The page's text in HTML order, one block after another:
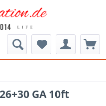
GA 10ft